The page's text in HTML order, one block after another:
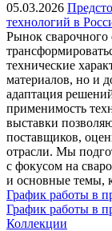
05.03.2026
технологий в
Рынок сварочного
технические
материалов, но и
адаптация
применимость
выставки
поставщиков,
отрасли. Мы
с фокусом на
и основные темы,
График работы в
График работы в
Коллекции